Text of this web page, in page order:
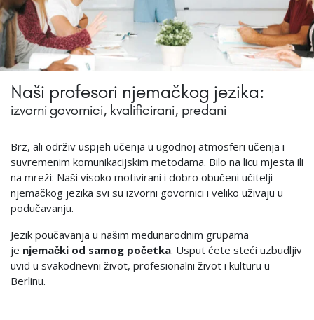
Naši profesori njemačkog jezika:
izvorni govornici, kvalificirani, predani
Brz, ali održiv uspjeh učenja u ugodnoj atmosferi učenja i
suvremenim komunikacijskim metodama. Bilo na licu mjesta ili
na mreži: Naši visoko motivirani i dobro obučeni učitelji
njemačkog jezika svi su izvorni govornici i veliko uživaju u
podučavanju.
Jezik poučavanja u našim međunarodnim grupama
je njemački od samog početka. Usput ćete steći uzbudljiv
uvid u svakodnevni život, profesionalni život i kulturu u
Berlinu.